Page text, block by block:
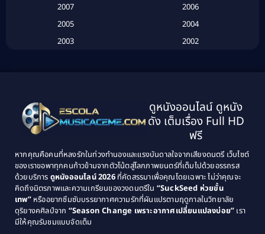
(134)
Classic หนังคลาสสิก(21)
Classic หนังคลาสสิก(25)
Comedy ตลก(46)
Comedy ตลก(515)
2007
2006
2005
2004
2003
2002
1995
1994
1993
1992
1989
1988
1987
1986
1985
1984
1983
1982
ดูหนังออนไลน์ ดูหนัง
ดัง เต็มเรื่อง Full HD
ฟรี
หากคุณคือคนที่หลงรักในท่วงทำนองและแรงบันดาลใจจากเสียงดนตรี เว็บไซต์
ของเราขอพาทุกคนก้าวข้ามจากตัวโน้ตสู่โลกภาพยนตร์ที่เต็มไปด้วยอรรถรส
ด้วยบริการ ดูหนังออนไลน์ 2026ที่คัดสรรมาเพื่อคุณโดยเฉพาะ ไม่ว่าคุณจะ
คิดถึงมิตรภาพและความเกรียนของวงดนตรีใน “SuckSeed ห่วยขั้น
เทพ”หรืออยากซึมซับบรรยากาศความรักที่ผันแปรตามฤดูกาลในวิทยาลัย
ดุริยางคศิลป์จาก “Season Change เพราะอากาศเปลี่ยนแปลงบ่อย” เรา
มีให้คุณรับชมแบบจัดเต็ม